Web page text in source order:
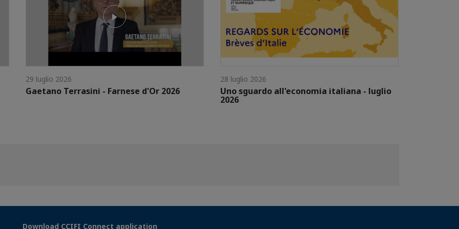
29 luglio 2026
Gaetano Terrasini - Farnese d'Or 2026
28 luglio 2026
Uno sguardo all'economia italiana - luglio
2026
Download CCIFI Connect application